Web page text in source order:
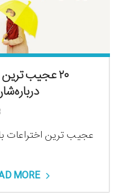
۲۰ عجیب
عجیب ترین اختراعات
MORE